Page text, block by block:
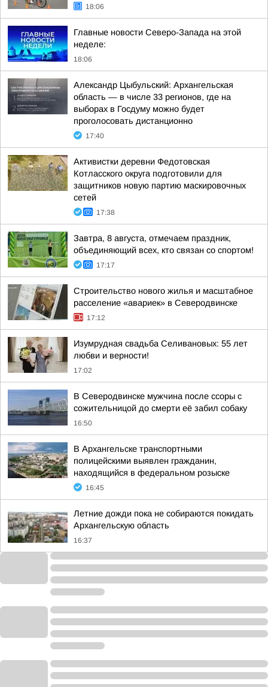
18:06
Главные новости Северо-Запада на этой
неделе:
18:06
Александр Цыбульский: Архангельская
область — в числе 33 регионов, где на
выборах в Госдуму можно будет
проголосовать дистанционно
17:40
Активистки деревни Федотовская
Котласского округа подготовили для
защитников новую партию маскировочных
сетей
17:38
Завтра, 8 августа, отмечаем праздник,
объединяющий всех, кто связан со спортом!
17:17
Строительство нового жилья и масштабное
расселение «авариек» в Северодвинске
17:12
Изумрудная свадьба Селивановых: 55 лет
любви и верности!
17:02
В Северодвинске мужчина после ссоры с
сожительницой до смерти её забил собаку
16:50
В Архангельске транспортными
полицейскими выявлен гражданин,
находящийся в федеральном розыске
16:45
Летние дожди пока не собираются покидать
Архангельскую область
16:37